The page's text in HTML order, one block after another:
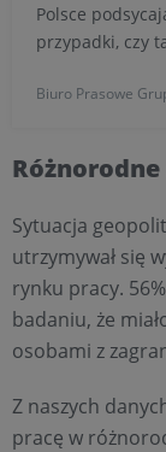
Polsce
przypadki, czy
się o nich
właśnie
Biuro Prasowe
Sytuacja
utrzymywał się
rynku pracy.
badaniu, że
osobami z
Z naszych
pracę w